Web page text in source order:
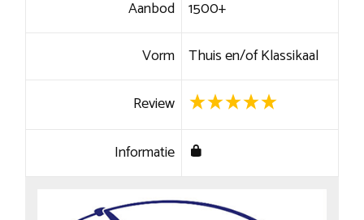
Aanbod 1500+
Vorm Thuis en/of Klassikaal
Review
Informatie